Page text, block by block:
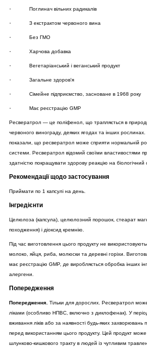
· Поглинач вільних радикалів
· З екстрактом червоного вина
· Без ГМО
· Харчова добавка
· Вегетаріанський і веганський продукт
· Загальне здоров'я
· Сімейне підприємство, засноване в 1968 року
· Має реєстрацію GMP
Ресвератрол — це поліфенол, що трапляється в
червоного винограду, деяких ягодах та інших
показали, що ресвератрол може сприяти нормальній
системи. Ресвератрол відомий своїми властивостями
здатністю покращувати здорову реакцію на біологічний
Рекомендації щодо застосування
Приймати по 1 капсулі на день.
Інгредієнти
Целюлоза (капсула), целюлозний порошок, стеарат
походження) і діоксид кремнію.
Під час виготовлення цього продукту не
молоко, яйця, риба, молюски та деревні горіхи.
має реєстрацію GMP, де виробляється обробка інших
алергени.
Попередження
Попередження. Тільки для дорослих. Ресвератрол
ліками (особливо НПВС, включно з диклофенак). У період
вживання ліків або за наявності будь-яких захворювань
перед використанням цього продукту. Цей продукт
шлунково-кишкового тракту в людей із чутливим